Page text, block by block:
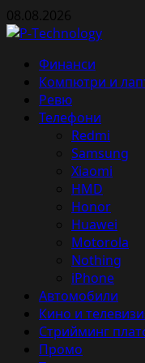
Skip
to
08.08.2026
Primary
Menu
Финанси
Компютри и
Ревю
Телефони
Redmi
Samsung
Xiaomi
HMD
Honor
Huawei
Motorola
Nothing
iPhone
Автомобили
Кино и
Стрийминг
Промо